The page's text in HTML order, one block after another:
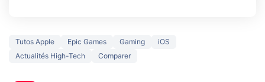
Tutos Apple Epic Games Gaming
iOS
Actualités High-Tech
Comparer
5 générations de
jeux dans la